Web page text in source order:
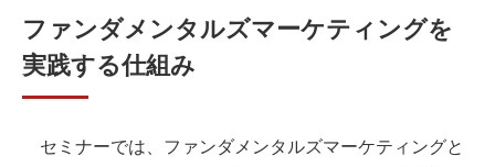
ファンダメンタルズマーケティングを
実践する仕組み
セミナーでは、ファンダメンタルズマーケティングと